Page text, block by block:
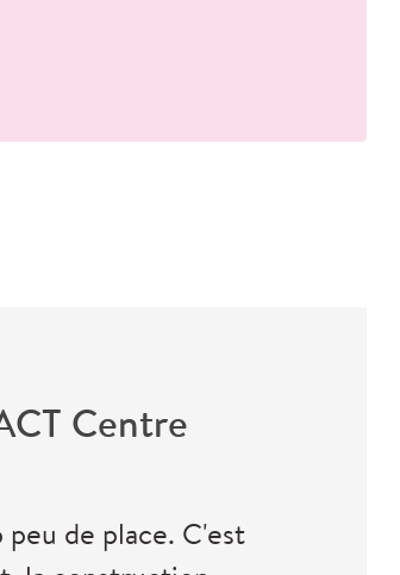
Centre
de place. C'est